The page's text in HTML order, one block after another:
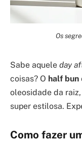
Os
Sabe aquele day
coisas? O half bun
oleosidade da
super estilosa.
Como fazer